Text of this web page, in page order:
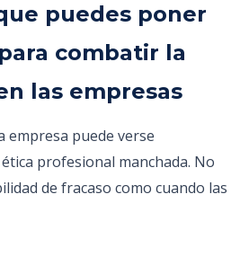
puedes poner
combatir la
las empresas
empresa puede verse
profesional manchada. No
de fracaso como cuando las